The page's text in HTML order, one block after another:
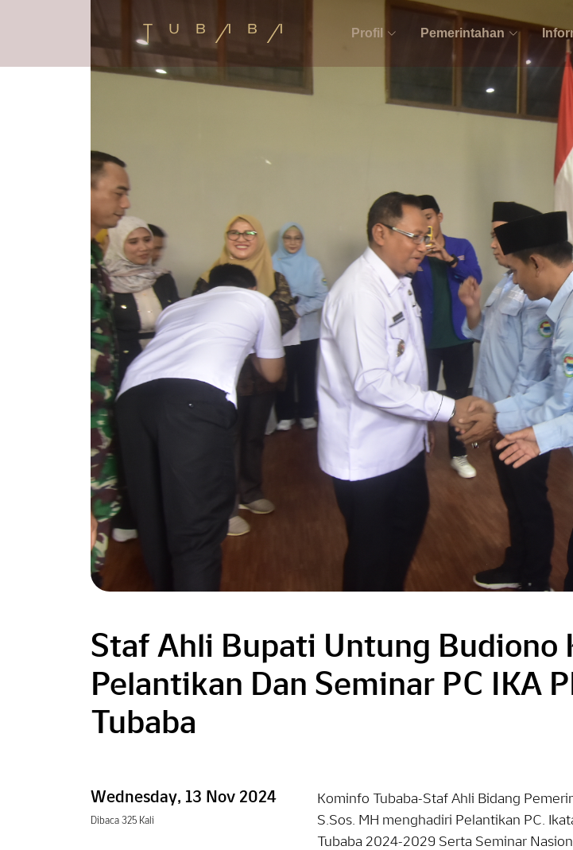
Profil Pemerintahan
Staf Ahli Bupati Untung Budiono
Pelantikan Dan Seminar PC IKA
Tubaba
Wednesday, 13 Nov 2024
Dibaca 325 Kali
Kominfo Tubaba-Staf Ahli Bidang
S.Sos. MH menghadiri Pelantikan PC.
Tubaba 2024-2029 Serta Seminar